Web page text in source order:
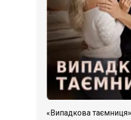
«Випадкова